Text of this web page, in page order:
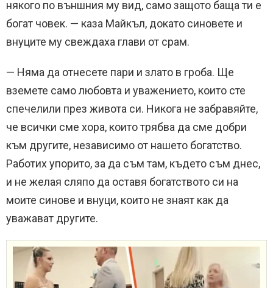
някого по външния му вид, само защото баща ти е
богат човек. — каза Майкъл, докато синовете и
внуците му свеждаха глави от срам.
— Няма да отнесете пари и злато в гроба. Ще
вземете само любовта и уважението, които сте
спечелили през живота си. Никога не забравяйте,
че всички сме хора, които трябва да сме добри
към другите, независимо от нашето богатство.
Работих упорито, за да съм там, където съм днес,
и не желая сляпо да оставя богатството си на
моите синове и внуци, които не знаят как да
уважават другите.